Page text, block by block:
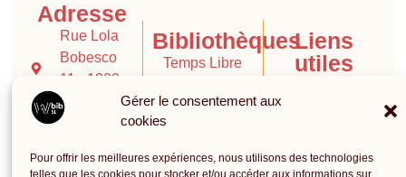
Gérer le consentement aux
cookies
Pour offrir les meilleures expériences, nous utilisons des technologies
telles que les cookies pour stocker et/ou accéder aux informations sur
Adresse
Rue Lola
Bobesco
11 - 1200
Bruxelles
58
Bibliothèques
Temps Libre
Le Coin des
Histoires
Bibliothèque
Liens
utiles
Infos pratiques